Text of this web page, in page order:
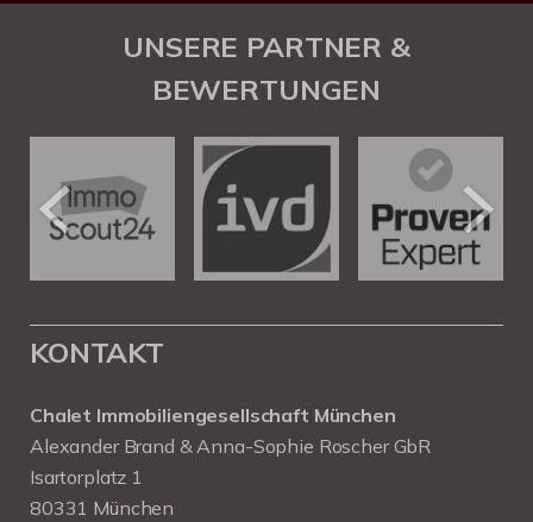
UNSERE PARTNER &
BEWERTUNGEN
KONTAKT
Chalet Immobiliengesellschaft München
Alexander Brand & Anna-Sophie Roscher GbR
Isartorplatz 1
80331 München